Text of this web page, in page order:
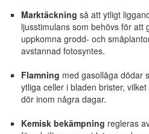
Marktäckning så att ytligt
ljusstimulans som behövs för att
uppkomna grodd- och
avstannad fotosyntes.
Flamning med gasollåga dödar
ytliga celler i bladen brister,
dör inom några dagar.
Kemisk bekämpning regleras